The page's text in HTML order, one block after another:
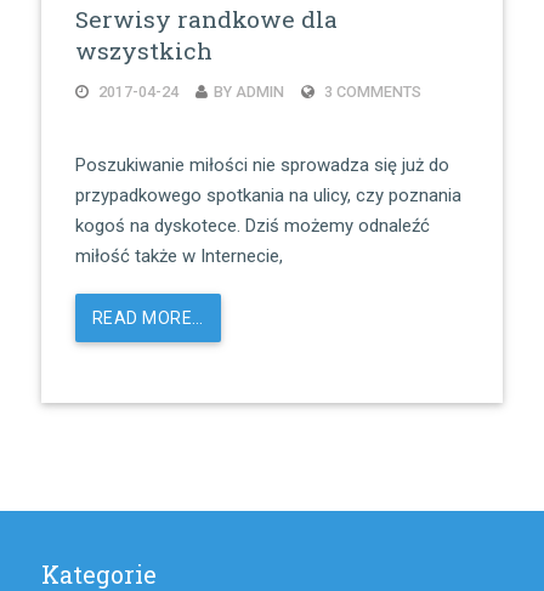
Serwisy randkowe dla
wszystkich
2017-04-24 BY ADMIN 3 COMMENTS
Poszukiwanie miłości nie sprowadza się już do
przypadkowego spotkania na ulicy, czy poznania
kogoś na dyskotece. Dziś możemy odnaleźć
miłość także w Internecie,
READ MORE…
Kategorie